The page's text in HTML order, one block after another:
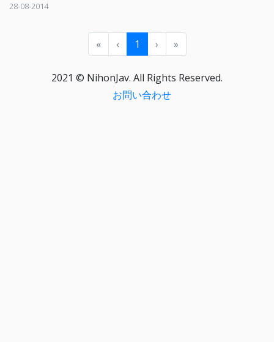
28-08-2014
« ‹ 1 › »
2021 © NihonJav. All Rights Reserved.
お問い合わせ